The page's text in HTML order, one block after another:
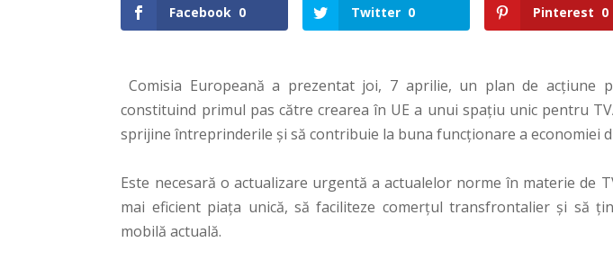
Facebook 0 Twitter 0 Pinterest 0
Comisia Europeană a prezentat joi, 7 aprilie, un plan de acțiune
constituind primul pas către crearea în UE a unui spațiu unic pentru
sprijine întreprinderile și să contribuie la buna funcționare a economiei
Este necesară o actualizare urgentă a actualelor norme în materie de
mai eficient piața unică, să faciliteze comerțul transfrontalier și să
mobilă actuală.